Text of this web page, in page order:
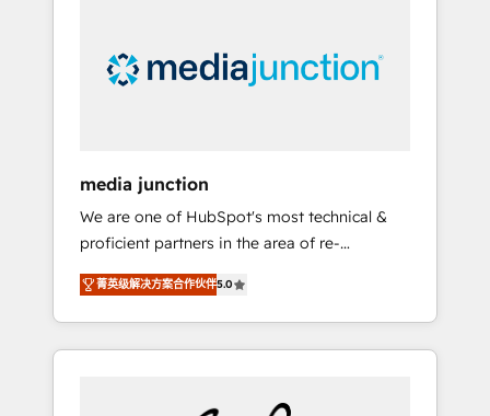
bundle services. Connect with us today!
media junction
We are one of HubSpot's most technical &
proficient partners in the area of re-
platforming, website design & development.
We specialize in multi-hub implementations
for mid-market & enterprise companies. We
are woman-owned, powered by coffee, and
菁英级解决方案合作伙伴5.0